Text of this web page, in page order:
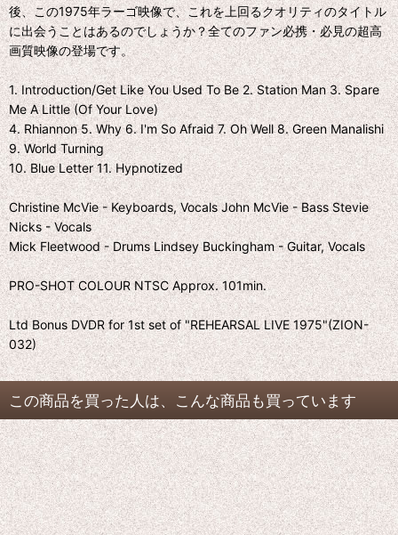
後、この1975年ラーゴ映像で、これを上回るクオリティのタイトル
に出会うことはあるのでしょうか？全てのファン必携・必見の超高
画質映像の登場です。
1. Introduction/Get Like You Used To Be 2. Station Man 3. Spare
Me A Little (Of Your Love)
4. Rhiannon 5. Why 6. I'm So Afraid 7. Oh Well 8. Green Manalishi
9. World Turning
10. Blue Letter 11. Hypnotized
Christine McVie - Keyboards, Vocals John McVie - Bass Stevie
Nicks - Vocals
Mick Fleetwood - Drums Lindsey Buckingham - Guitar, Vocals
PRO-SHOT COLOUR NTSC Approx. 101min.
Ltd Bonus DVDR for 1st set of "REHEARSAL LIVE 1975"(ZION-
032)
この商品を買った人は、こんな商品も買っています